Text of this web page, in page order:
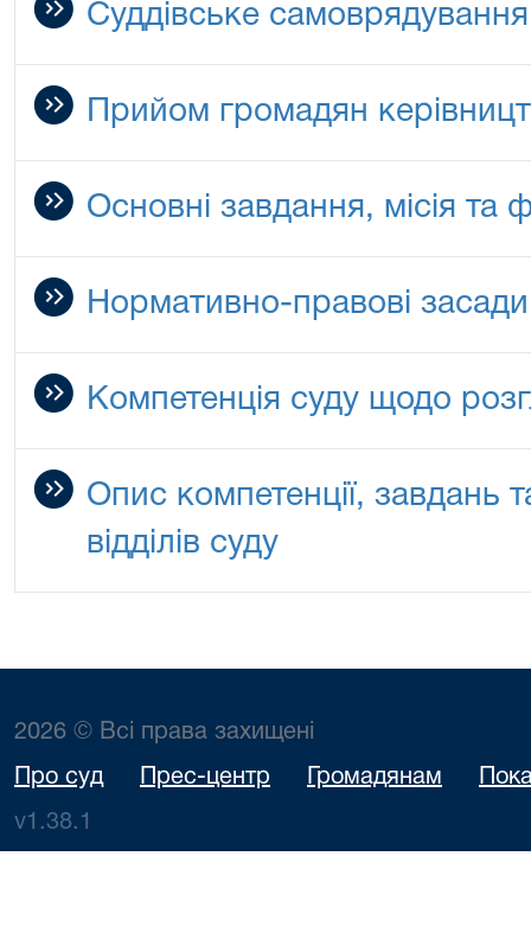
Суддівське
Прийом громадян
Основні завдання, місія та
Нормативно-правові засади
Компетенція суду щодо
Опис компетенції, завдань
відділів суду
2026 © Всі права захищені
Про суд Прес-центр Громадянам
v1.38.1